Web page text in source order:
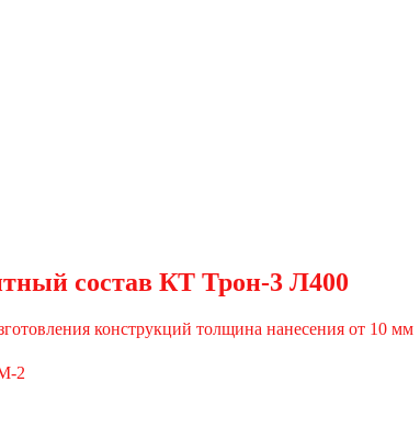
состав КТ Трон-3 Л400
конструкций толщина нанесения от 10 мм